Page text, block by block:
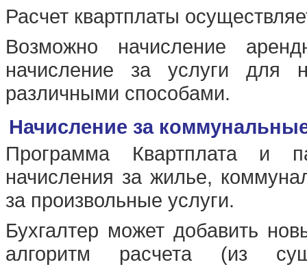
Расчет квартплаты
Возможно начисление
начисление за услуги для
различными способами.
Начисление за
Программа Квартплата и
начисления за жилье,
за произвольные услуги.
Бухгалтер может добавить
алгоритм расчета (из